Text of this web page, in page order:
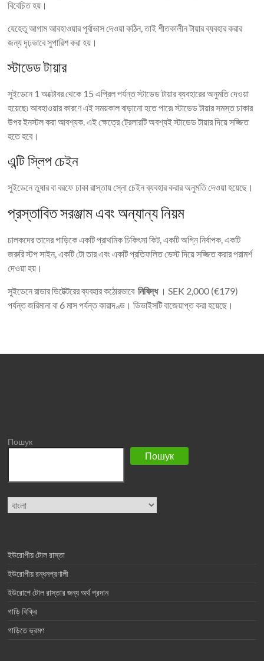
বিবেচিত হয়।
যেহেতু আগাম আবহাওয়ার পূর্বাভাস দেওয়া কঠিন, তাই শীতকালীন টায়ার ব্যবহার করার
জন্য দৃঢ়ভাবে সুপারিশ করা হয়।
স্টাডেড টায়ার
সুইডেনে 1 অক্টোবর থেকে 15 এপ্রিল পর্যন্ত স্টাডেড টায়ার ব্যবহারের অনুমতি দেওয়া
হয়েছে৷ আবহাওয়ার কারণে এই সময়কাল বাড়ানো হতে পারে৷ স্টাডেড টায়ার সমস্ত চাকার
উপর ইনস্টল করা আবশ্যক. এই ক্ষেত্রে ট্রেলারটি অবশ্যই স্টাডেড টায়ার দিয়ে সজ্জিত
হতে হবে।
এন্টি স্লিপ চেইন
সুইডেনে তুষার বা বরফে ঢাকা রাস্তায় স্নো চেইন ব্যবহার করার অনুমতি দেওয়া হয়েছে।
প্রস্তাবিত সরঞ্জাম এবং অন্যান্য নিয়ম
চালকদের তাদের গাড়িকে একটি প্রাথমিক চিকিৎসা কিট, একটি অগ্নি নির্বাপক, একটি
জরুরি স্টপ সাইন, একটি টো তার এবং একটি প্রতিফলিত ভেস্ট দিয়ে সজ্জিত করার পরামর্শ
দেওয়া হয়।
সুইডেনে রাডার ডিটেক্টরের ব্যবহার কঠোরভাবেনিষিদ্ধ। SEK 2,000 (€179)
পর্যন্ত জরিমানা বা 6 মাস পর্যন্ত কারাদণ্ড। ডিভাইসটি বাজেয়াপ্ত করা হয়েছে।
Пошук
Пошук
Choose
a
ইউরোপীয় টোল রাস্তা
ইউরোপীয় রন্ধনপ্রণালী
ইউরোপে টোল রাস্তার জন্য অর্থ প্রদান
গাড়ি বিক্রি
গাড়িতে ভ্রমণ